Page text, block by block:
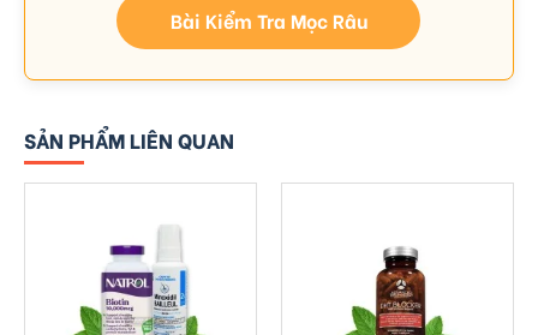
Bài Kiểm Tra Mọc Râu
SẢN PHẨM LIÊN QUAN